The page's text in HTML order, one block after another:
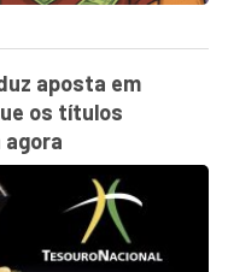
aposta em
os títulos
agora